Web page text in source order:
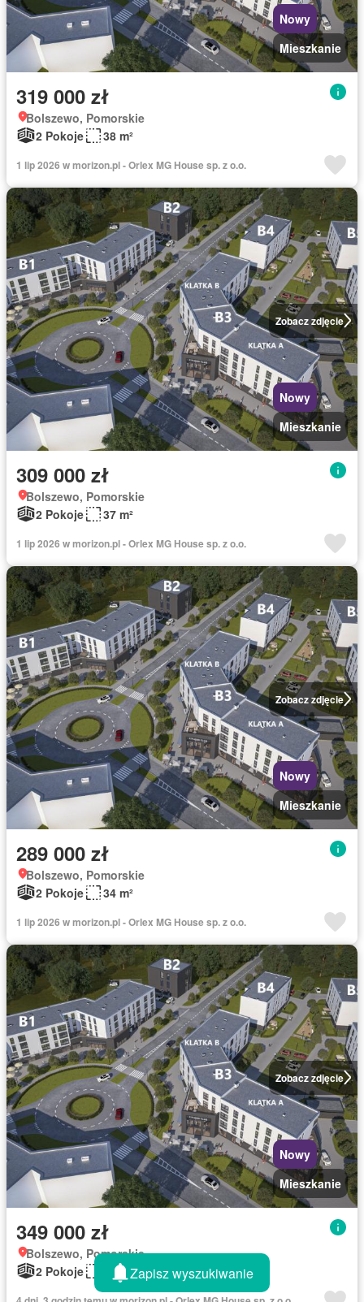
Nowy
Mieszkanie
319 000 zł
Bolszewo, Pomorskie
2 Pokoje
38 m²
1 lip 2026 w morizon.pl - Orlex MG House sp. z o.o.
Zobacz zdjęcie
Nowy
Mieszkanie
309 000 zł
Bolszewo, Pomorskie
2 Pokoje
37 m²
1 lip 2026 w morizon.pl - Orlex MG House sp. z o.o.
Zobacz zdjęcie
Nowy
Mieszkanie
289 000 zł
Bolszewo, Pomorskie
2 Pokoje
34 m²
1 lip 2026 w morizon.pl - Orlex MG House sp. z o.o.
Zobacz zdjęcie
Nowy
Mieszkanie
349 000 zł
Bolszewo, Pomorskie
2 Pokoje
48 m²Zapisz wyszukiwanie